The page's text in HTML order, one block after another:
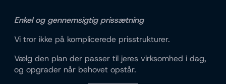
Enkel og gennemsigtig prissætning
Vi tror ikke på komplicerede prisstrukturer.
Vælg den plan der passer til jeres virksomhed i dag,
og opgrader når behovet opstår.